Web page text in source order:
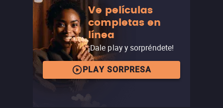
Ve películas
completas en
línea
¡Dale play y sorpréndete!
PLAY SORPRESA